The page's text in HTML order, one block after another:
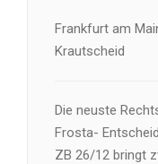
Frankfurt am
Krautscheid
Die neuste
Frosta-
ZB 26/12 bringt